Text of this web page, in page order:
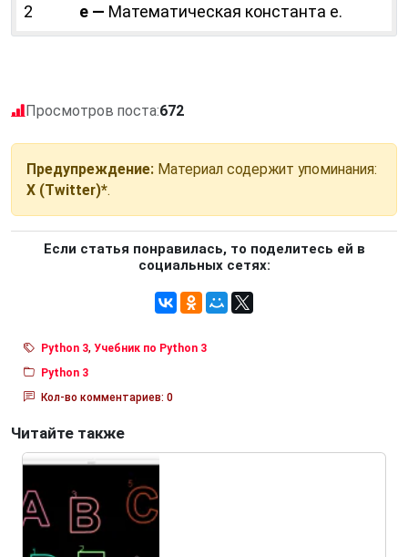
2 e — Математическая константа е.
Просмотров поста:672
Предупреждение: Материал содержит упоминания:
X (Twitter)*.
Если статья понравилась, то поделитесь ей в
социальных сетях:
Python 3, Учебник по Python 3
Python 3
Кол-во комментариев: 0
Читайте также